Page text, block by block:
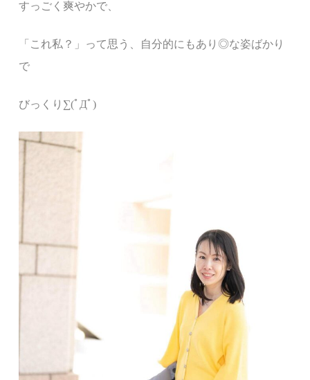
すっごく爽やかで、
「 これ私？」って思う、 自分的にもあり◎な姿ばかり
で
びっくり∑(ﾟДﾟ)